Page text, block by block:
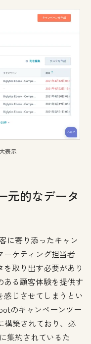
表示
元的なデータ
に寄り添ったキャン
ーケティング担当者
取り出す必要があり
ある顧客体験を提供す
じさせてしまうとい
のキャンペーンツー
構築されており、必
集約されているた